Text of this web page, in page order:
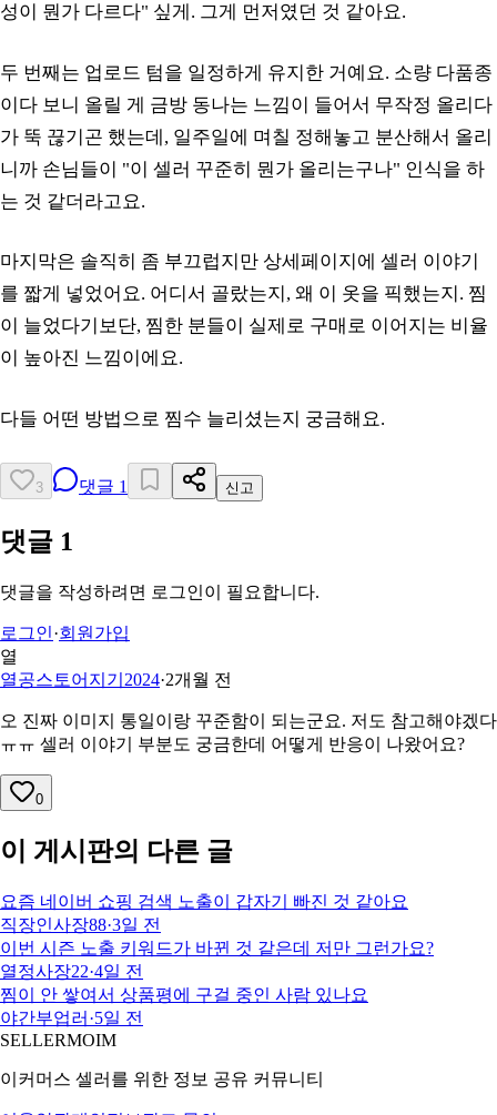
성이 뭔가 다르다" 싶게. 그게 먼저였던 것 같아요.
두 번째는 업로드 텀을 일정하게 유지한 거예요. 소량 다품종
이다 보니 올릴 게 금방 동나는 느낌이 들어서 무작정 올리다
가 뚝 끊기곤 했는데, 일주일에 며칠 정해놓고 분산해서 올리
니까 손님들이 "이 셀러 꾸준히 뭔가 올리는구나" 인식을 하
는 것 같더라고요.
마지막은 솔직히 좀 부끄럽지만 상세페이지에 셀러 이야기
를 짧게 넣었어요. 어디서 골랐는지, 왜 이 옷을 픽했는지. 찜
이 늘었다기보단, 찜한 분들이 실제로 구매로 이어지는 비율
이 높아진 느낌이에요.
다들 어떤 방법으로 찜수 늘리셨는지 궁금해요.
3 댓글 1 신고
댓글 1
댓글을 작성하려면 로그인이 필요합니다.
로그인·회원가입
열
열공스토어지기2024·2개월 전
오 진짜 이미지 통일이랑 꾸준함이 되는군요. 저도 참고해야겠다
ㅠㅠ 셀러 이야기 부분도 궁금한데 어떻게 반응이 나왔어요?
0
이 게시판의 다른 글
요즘 네이버 쇼핑 검색 노출이 갑자기 빠진 것 같아요
직장인사장88·3일 전
이번 시즌 노출 키워드가 바뀐 것 같은데 저만 그런가요?
열정사장22·4일 전
찜이 안 쌓여서 상품평에 구걸 중인 사람 있나요
야간부업러 ·5일 전
SELLERMOIM
이커머스 셀러를 위한 정보 공유 커뮤니티